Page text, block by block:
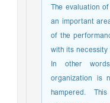
The evaluation
an important
of the
with its
In other
organization is
hampered.